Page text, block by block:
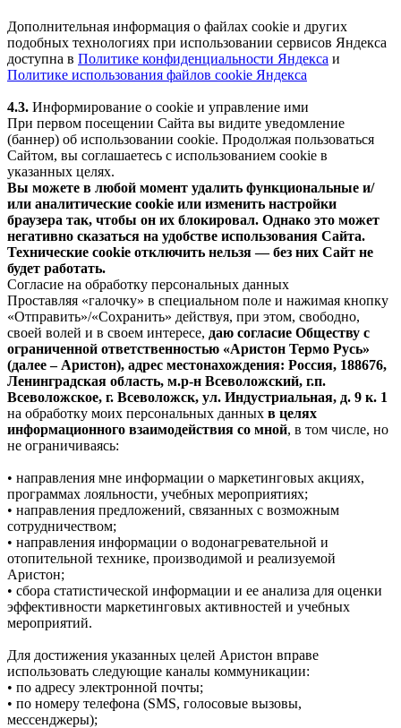
Дополнительная информация о файлах cookie и других
подобных технологиях при использовании сервисов Яндекса
доступна в Политике конфиденциальности Яндекса и
Политике использования файлов cookie Яндекса
4.3. Информирование о cookie и управление ими
При первом посещении Сайта вы видите уведомление
(баннер) об использовании cookie. Продолжая пользоваться
Сайтом, вы соглашаетесь с использованием cookie в
указанных целях.
Вы можете в любой момент удалить функциональные и/
или аналитические cookie или изменить настройки
браузера так, чтобы он их блокировал. Однако это может
негативно сказаться на удобстве использования Сайта.
Технические cookie отключить нельзя — без них Сайт не
будет работать.
Согласие на обработку персональных данных
Проставляя «галочку» в специальном поле и нажимая кнопку
«Отправить»/«Сохранить» действуя, при этом, свободно,
своей волей и в своем интересе, даю согласие Обществу с
ограниченной ответственностью «Аристон Термо Русь»
(далее – Аристон), адрес местонахождения: Россия, 188676,
Ленинградская область, м.р-н Всеволожский, г.п.
Всеволожское, г. Всеволожск, ул. Индустриальная, д. 9 к. 1
на обработку моих персональных данных в целях
информационного взаимодействия со мной, в том числе, но
не ограничиваясь:
• направления мне информации о маркетинговых акциях,
программах лояльности, учебных мероприятиях;
• направления предложений, связанных с возможным
сотрудничеством;
• направления информации о водонагревательной и
отопительной технике, производимой и реализуемой
Аристон;
• сбора статистической информации и ее анализа для оценки
эффективности маркетинговых активностей и учебных
мероприятий.
Для достижения указанных целей Аристон вправе
использовать следующие каналы коммуникации:
• по адресу электронной почты;
• по номеру телефона (SMS, голосовые вызовы,
мессенджеры);